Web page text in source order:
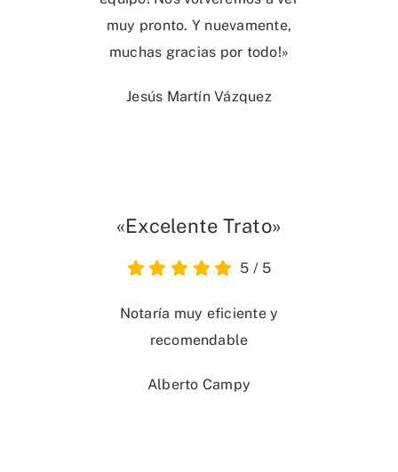
muy pronto. Y nuevamente,
muchas gracias por todo!»
Jesús Martín Vázquez
«Excelente Trato»
5 / 5
Notaría muy eficiente y
recomendable
Alberto Campy